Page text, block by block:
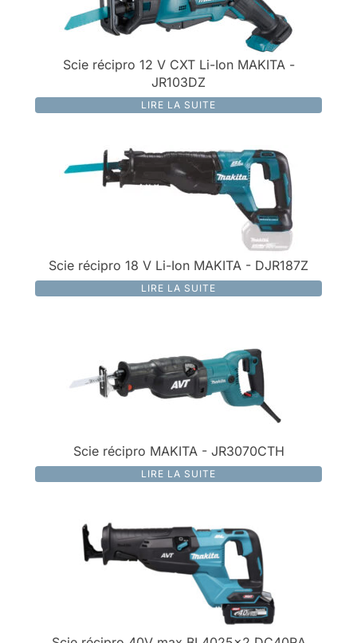
Scie récipro 12 V CXT Li-Ion MAKITA -
JR103DZ
LIRE LA SUITE
Scie récipro 18 V Li-Ion MAKITA - DJR187Z
LIRE LA SUITE
Scie récipro MAKITA - JR3070CTH
LIRE LA SUITE